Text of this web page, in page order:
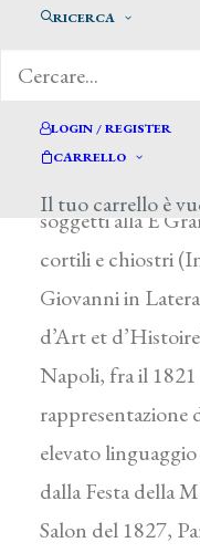
RICERCA
LOGIN / REGISTER
CARRELLO
Il tuo carrello è
1835
dal 1812,
soggetti alla E
cortili e chiostri
Giovanni in
d’Art et
Napoli, fra il 1821
rappresentazione
elevato
dalla Festa della
Salon del 1827,